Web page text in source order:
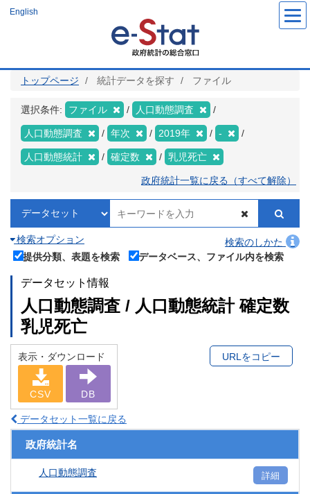
ツ
English
トップページ 統計データを探す ファイル
選択条件: ファイル 人口動態調査
人口動態調査 年次 2019年 -
人口動態統計 確定数 乳児死亡
政府統計一覧に戻る（すべて解除）
検索オプション
検索のしかた
提供分類、表題を検索
データベース、ファイル内を検索
データセット情報
人口動態調査 / 人口動態統計 確定数
乳児死亡
表示・ダウンロード
CSV DB
URLをコピー
データセット一覧に戻る
政府統計名
人口動態調査 詳細